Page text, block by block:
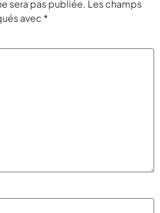
sera pas publiée. Les champs
avec *